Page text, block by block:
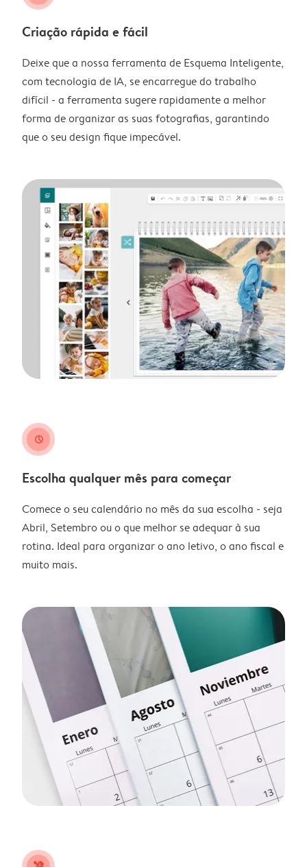
Criação rápida e fácil
Deixe que a nossa ferramenta de Esquema Inteligente,
com tecnologia de IA, se encarregue do trabalho
difícil - a ferramenta sugere rapidamente a melhor
forma de organizar as suas fotografias, garantindo
que o seu design fique impecável.
clock
Escolha qualquer mês para começar
Comece o seu calendário no mês da sua escolha - seja
Abril, Setembro ou o que melhor se adequar à sua
rotina. Ideal para organizar o ano letivo, o ano fiscal e
muito mais.